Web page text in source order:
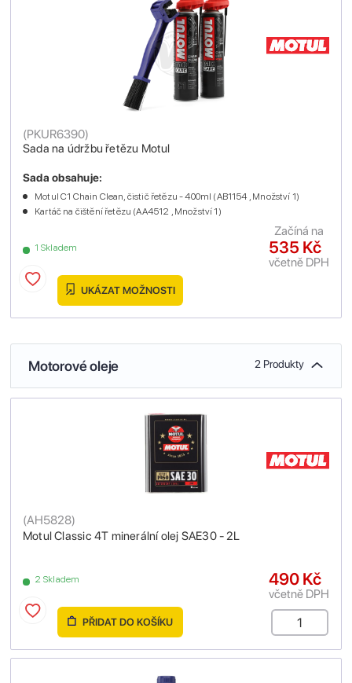
Sada na údržbu řetězu Motul
(PKUR6390)
1 Skladem
Sada obsahuje:
Motul C1 Chain Clean, čistič řetězu - 400ml (AB1154 , Množství 1)
Kartáč na čištění řetězu (AA4512 , Množství 1)
535 Kč
včetně DPH
Začíná na
UKÁZAT MOŽNOSTI
Motorové oleje 2 Produkty
Motul Classic 4T minerální olej SAE30 - 2L
(AH5828)
2 Skladem 490 Kč
včetně DPH
PŘIDAT DO KOŠÍKU